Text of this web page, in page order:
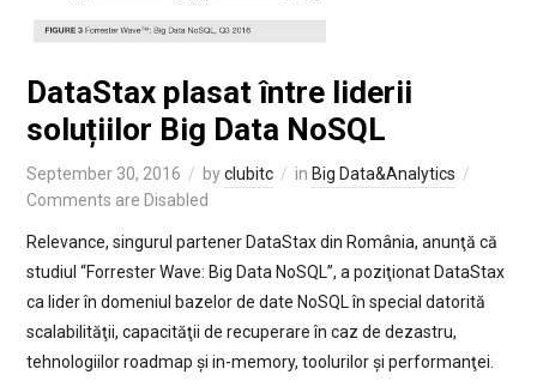
DataStax plasat între liderii
soluțiilor Big Data NoSQL
September 30, 2016 byclubitc in Big Data&Analytics
Comments are Disabled
Relevance, singurul partener DataStax din România, anunţă că
studiul “Forrester Wave: Big Data NoSQL”, a poziţionat DataStax
ca lider în domeniul bazelor de date NoSQL în special datorită
scalabilităţii, capacităţii de recuperare în caz de dezastru,
tehnologiilor roadmap și in-memory, toolurilor și performanţei.